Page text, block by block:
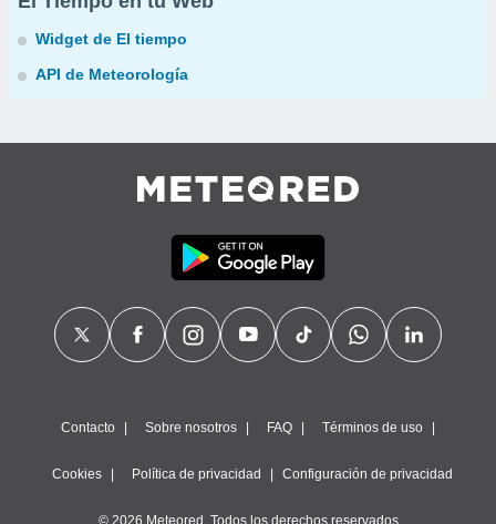
Widget de El tiempo
API de Meteorología
Contacto Sobre nosotros FAQ Términos de uso
Cookies Política de privacidad Configuración de privacidad
© 2026 Meteored. Todos los derechos reservados